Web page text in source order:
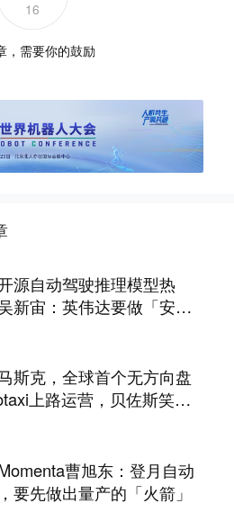
16
，需要你的鼓励
源自动驾驶推理模型热
新宙：英伟达要做「安
斯克，全球首个无方向盘
上路运营，贝佐斯笑麻
曹旭东：登月自动
要先做出量产的「火箭」